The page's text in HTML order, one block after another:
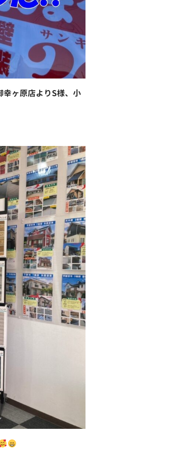
ヶ原店よりS様、小